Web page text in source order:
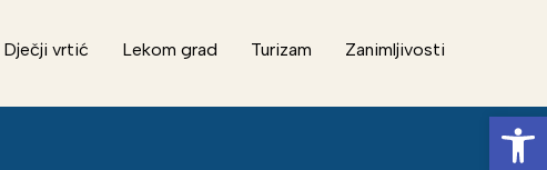
Dječji vrtić Lekom grad Turizam
Zanimljivosti